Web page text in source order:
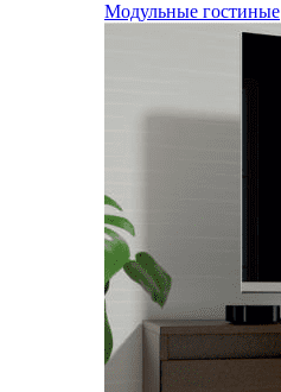
Модульные гостиные